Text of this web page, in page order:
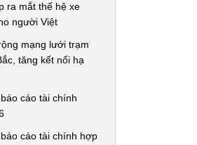
ra mắt thế hệ xe
người Việt
mạng lưới trạm
tăng kết nối hạ
cáo tài chính
cáo tài chính hợp